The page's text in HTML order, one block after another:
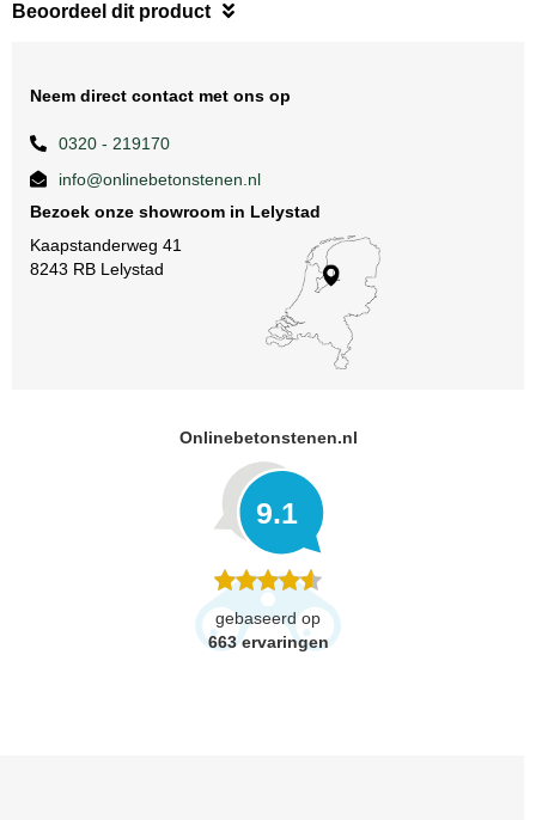
Beoordeel dit product
Neem direct contact met ons op
0320 - 219170
info@onlinebetonstenen.nl
Bezoek onze showroom in Lelystad
Kaapstanderweg 41
8243 RB Lelystad
Onlinebetonstenen.nl
9.1
gebaseerd op
663 ervaringen